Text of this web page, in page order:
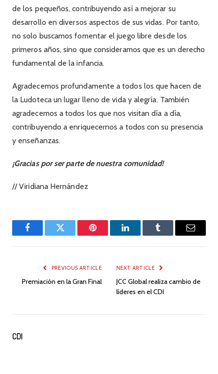
de los pequeños, contribuyendo así a mejorar su
desarrollo en diversos aspectos de sus vidas. Por tanto,
no solo buscamos fomentar el juego libre desde los
primeros años, sino que consideramos que es un derecho
fundamental de la infancia.
Agradecemos profundamente a todos los que hacen de
la Ludoteca un lugar lleno de vida y alegría. También
agradecemos a todos los que nos visitan día a día,
contribuyendo a enriquecernos a todos con su presencia
y enseñanzas.
¡Gracias por ser parte de nuestra comunidad!
// Viridiana Hernández
FacebookTwitter Pinterest LinkedInTumblr Email
PREVIOUS ARTICLE
Premiación en la Gran Final
NEXT ARTICLE
JCC Global realiza cambio de
líderes en el CDI
CDI